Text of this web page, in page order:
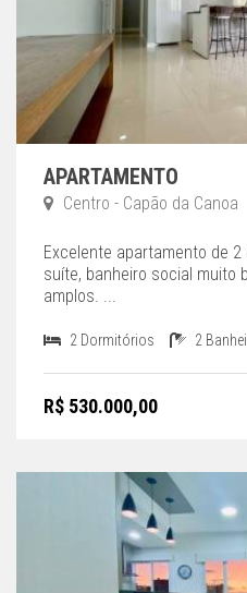
APARTAMENTO
Centro - Capão da Canoa
Excelente apartamento de
suíte, banheiro social muito
amplos. ...
2 Dormitórios 2
R$ 530.000,00